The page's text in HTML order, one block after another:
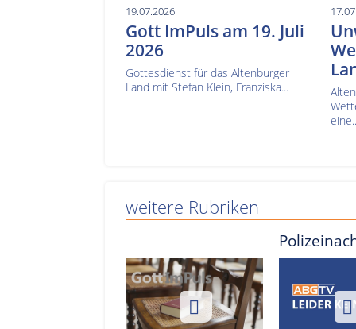
19.07.2026
Gott ImPuls am 19. Juli
2026
Gottesdienst für das Altenburger
Land mit Stefan Klein, Franziska...
weitere Rubriken